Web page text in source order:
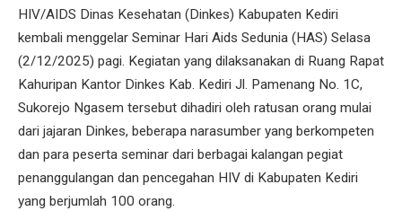
HIV/AIDS Dinas Kesehatan (Dinkes) Kabupaten Kediri
kembali menggelar Seminar Hari Aids Sedunia (HAS) Selasa
(2/12/2025) pagi. Kegiatan yang dilaksanakan di Ruang Rapat
Kahuripan Kantor Dinkes Kab. Kediri Jl. Pamenang No. 1C,
Sukorejo Ngasem tersebut dihadiri oleh ratusan orang mulai
dari jajaran Dinkes, beberapa narasumber yang berkompeten
dan para peserta seminar dari berbagai kalangan pegiat
penanggulangan dan pencegahan HIV di Kabupaten Kediri
yang berjumlah 100 orang.